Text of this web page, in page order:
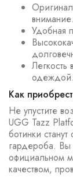
внимание.
Удобная
Легкость
одеждой.
Как
Не упустите
UGG Tazz
ботинки
гардероба. Вы
официальном
качеством,